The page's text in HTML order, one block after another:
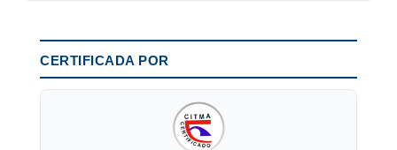
CERTIFICADA POR